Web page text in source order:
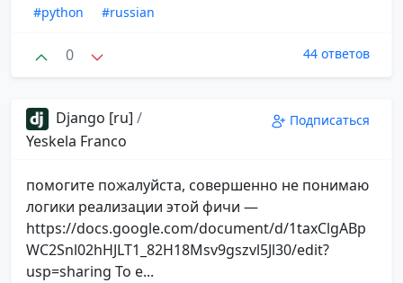
#python
#russian
0 44 ответов
Django [ru] /
Yeskela Franco
Подписаться
помогите пожалуйста, совершенно не понимаю
логики реализации этой фичи —
https://docs.google.com/document/d/1taxClgABp
WC2Snl02hHJLT1_82H18Msv9gszvl5Jl30/edit?
usp=sharing То е...